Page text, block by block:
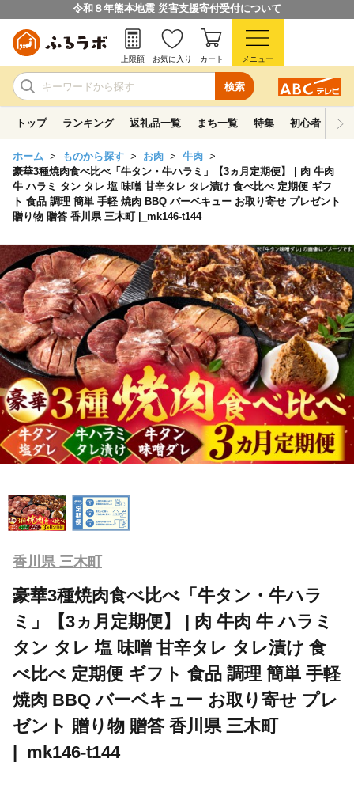
令和８年熊本地震 災害支援寄付受付について
検索
上限額 お気に入り カート メニュー
トップ ランキング 返礼品一覧 まち一覧 特集 初心者ガイド
ホーム ものから探す お肉
牛肉
豪華3種焼肉食べ比べ「牛タン・牛ハラミ」【3ヵ月定期便】 | 肉 牛肉
牛 ハラミ タン タレ 塩 味噌 甘辛タレ タレ漬け 食べ比べ 定期便 ギフ
ト 食品 調理 簡単 手軽 焼肉 BBQ バーベキュー お取り寄せ プレゼント
贈り物 贈答 香川県 三木町 |_mk146-t144
香川県 三木町
豪華3種焼肉食べ比べ「牛タン・牛ハラ
ミ」【3ヵ月定期便】 | 肉 牛肉 牛 ハラミ
タン タレ 塩 味噌 甘辛タレ タレ漬け 食
べ比べ 定期便 ギフト 食品 調理 簡単 手軽
焼肉 BBQ バーベキュー お取り寄せ プレ
ゼント 贈り物 贈答 香川県 三木町
|_mk146-t144